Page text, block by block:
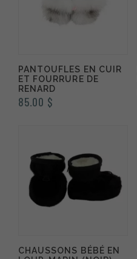
PANTOUFLES EN CUIR
ET FOURRURE DE
RENARD
85.00 $
CHAUSSONS BÉBÉ EN